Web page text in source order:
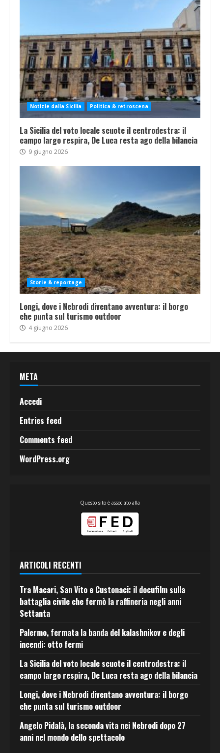
Notizie dalla Sicilia Politica & retroscena
La Sicilia del voto locale scuote il centrodestra: il
campo largo respira, De Luca resta ago della bilancia
9 giugno 2026
Storie & reportage
Longi, dove i Nebrodi diventano avventura: il borgo
che punta sul turismo outdoor
4 giugno 2026
META
Accedi
Entries feed
Comments feed
WordPress.org
Questo sito è associato alla
ARTICOLI RECENTI
Tra Macari, San Vito e Custonaci: il docufilm sulla
battaglia civile che fermò la raffineria negli anni
Settanta
Palermo, fermata la banda del kalashnikov e degli
incendi: otto fermi
La Sicilia del voto locale scuote il centrodestra: il
campo largo respira, De Luca resta ago della bilancia
Longi, dove i Nebrodi diventano avventura: il borgo
che punta sul turismo outdoor
Angelo Pidalà, la seconda vita nei Nebrodi dopo 27
anni nel mondo dello spettacolo